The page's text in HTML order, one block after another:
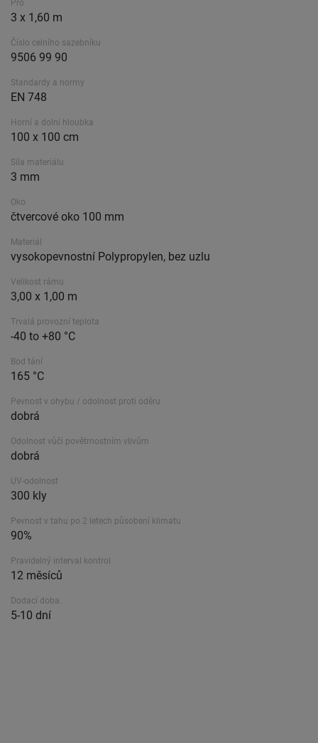
Pro
3 x 1,60 m
Číslo celního sazebníku
9506 99 90
Standardy a normy
EN 748
Horní a dolní hloubka
100 x 100 cm
Síla materiálu
3 mm
Oko
čtvercové oko 100 mm
Materiál
vysokopevnostní Polypropylen, bez uzlu
Velikost rámu
3,00 x 1,00 m
Trvalá provozní teplota
-40 to +80 °C
Bod tání
165 °C
Pevnost v ohybu / odolnost proti oděru
dobrá
Odolnost vůči povětrnostním vlivům
dobrá
UV-odolnost
300 kly
Pevnost v tahu po 2 letech působení klimatu
90%
Pravidelný interval kontrol
12 měsíců
Dodací doba.
5-10 dní